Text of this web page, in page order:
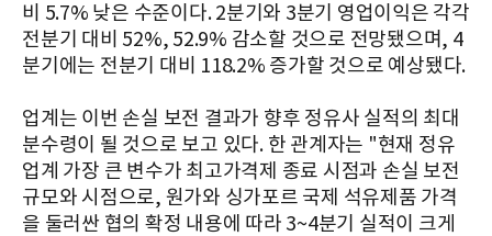
비 5.7% 낮은 수준이다. 2분기와 3분기 영업이익은 각각
전분기 대비 52%, 52.9% 감소할 것으로 전망됐으며, 4
분기에는 전분기 대비 118.2% 증가할 것으로 예상됐다.
업계는 이번 손실 보전 결과가 향후 정유사 실적의 최대
분수령이 될 것으로 보고 있다. 한 관계자는 "현재 정유
업계 가장 큰 변수가 최고가격제 종료 시점과 손실 보전
규모와 시점으로, 원가와 싱가포르 국제 석유제품 가격
을 둘러싼 협의 확정 내용에 따라 3~4분기 실적이 크게